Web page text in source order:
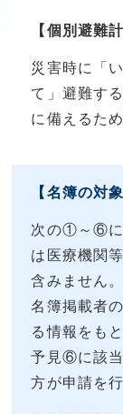
【個別避難
災害時に「
て」避難す
に備えるた
【名簿の対
次の①～⑥に
は医療機関
含みません
名簿掲載者
る情報をも
予見⑥に該当
方が申請を